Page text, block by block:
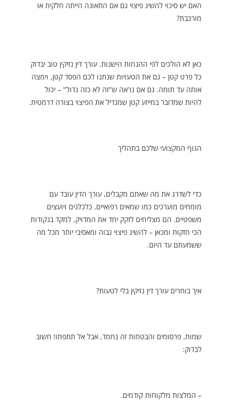
האם יש סיכוי להשיג פיצוי גם אם התאונה הייתה חלקית או
מורכבת?
כאן לא הולכים לפי ההנחות הישנות. עורך דין נזיקין טוב יבדוק
כל פרט קטן – גם את הטעויות שנתנו לכם הפסד קטן, וימצה
אותה עד תומה. גם אם נראה ש"זה לא כזה גדול" – יכול
להיות שמדובר במייזע קטן שמגדיל את הפיצוי בצורה דרמטית.
הגוף המקצועי שלכם בתהליך
כדי לשדרג את מה שאתם מקבלים, עורך הדין עובד עם
מומחים מוערכים כמו שמאים רפואיים, כלכלנים ויועצים
משפטיים. הם מצליחים לזקק יחד את המדויק, למקד בנקודות
הכי חזקות ומכאן – להשיג פיצוי גבוה ומאסיבי יותר מכל מה
ששמעתם עד היום.
איך בוחרים עורך דין נזיקין בלי לטעות?
שמות, פרסומים והבטחות זה נחמד, אבל אל תתפתו! חשוב
לבדוק:
– המלצות מלקוחות קודמים.